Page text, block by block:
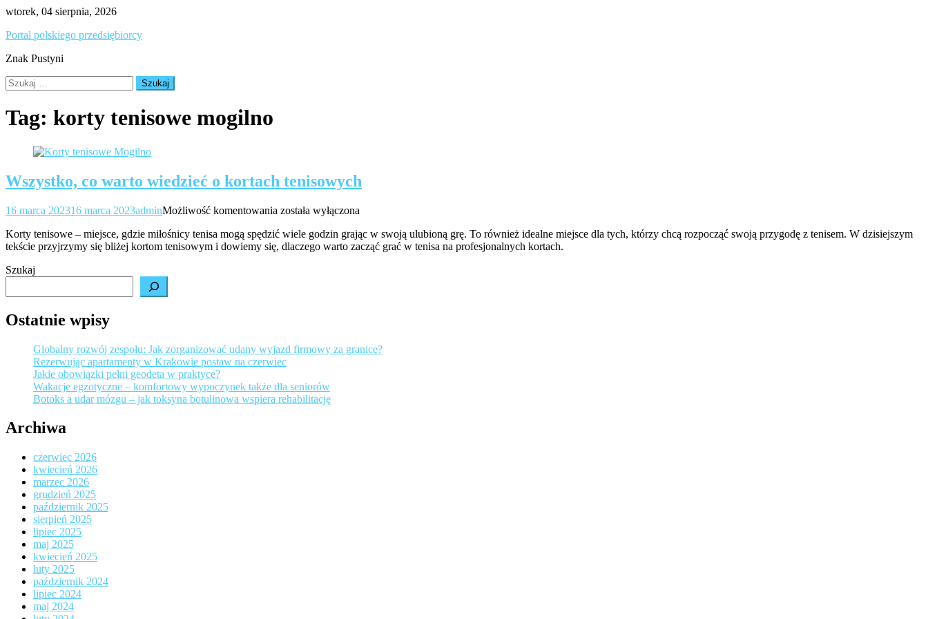
Skip
content
wtorek, 04 sierpnia, 2026
Portal polskiego przedsiębiorcy
Znak Pustyni
Szukaj:
Tag: korty tenisowe mogilno
Wszystko, co warto wiedzieć o kortach tenisowych
16 marca 202316 marca 2023adminMożliwość komentowania Wszystko,
warto
wiedzieć
została wyłączona
Korty tenisowe – miejsce, gdzie miłośnicy tenisa mogą spędzić wiele godzin grając w swoją ulubioną grę. To również idealne miejsce dla tych, którzy chcą rozpocząć swoją przygodę z tenisem. W dzisiejszym
tekście przyjrzymy się bliżej kortom tenisowym i dowiemy się, dlaczego warto zacząć grać w tenisa na profesjonalnych kortach.
Szukaj
Ostatnie wpisy
Globalny rozwój zespołu: Jak zorganizować udany wyjazd firmowy za granicę?
Rezerwując apartamenty w Krakowie postaw na czerwiec
Jakie obowiązki pełni geodeta w praktyce?
Wakacje egzotyczne – komfortowy wypoczynek także dla seniorów
Botoks a udar mózgu – jak toksyna botulinowa wspiera rehabilitację
Archiwa
czerwiec 2026
kwiecień 2026
marzec 2026
grudzień 2025
październik 2025
sierpień 2025
lipiec 2025
maj 2025
kwiecień 2025
luty 2025
październik 2024
lipiec 2024
maj 2024